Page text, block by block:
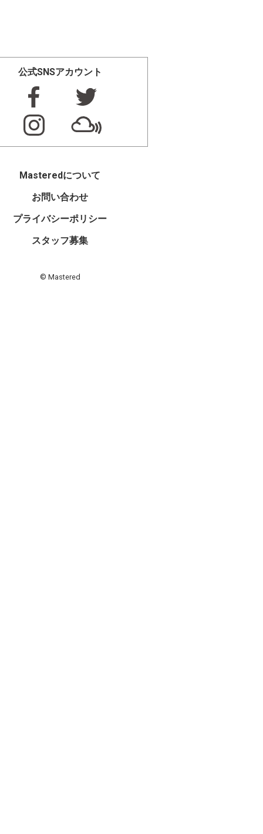
公式SNSアカウント
Masteredについて
お問い合わせ
プライバシーポリシー
スタッフ募集
© Mastered